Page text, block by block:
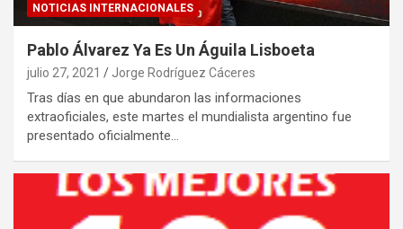
NOTICIAS INTERNACIONALES
Pablo Álvarez Ya Es Un Águila Lisboeta
julio 27, 2021 Jorge Rodríguez Cáceres
Tras días en que abundaron las informaciones
extraoficiales, este martes el mundialista argentino fue
presentado oficialmente…